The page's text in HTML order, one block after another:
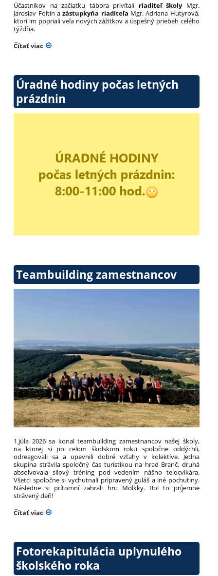
Účastníkov na začiatku tábora privítali riaditeľ školy Mgr.
Jaroslav Foltín azástupkyňa riaditeľa Mgr. Adriana Hutyrová,
ktorí im popriali veľa nových zážitkov a úspešný priebeh celého
týždňa.
Čítať viac
Úradné hodiny počas letných
prázdnin
Teambuilding zamestnancov
1.júla 2026 sa konal teambuilding zamestnancov našej školy,
na ktorej si po celom školskom roku spoločne oddýchli,
odreagovali sa a upevnili dobré vzťahy v kolektíve. Jedna
skupina strávila spoločný čas turistikou na hrad Branč, druhá
absolvovala silový tréning pod vedením nášho telocvikára.
Všetci spoločne si vychutnali pripravený guláš a iné pochutiny.
Následne si prítomní zahrali hru Mölkky. Bol to príjemne
strávený deň!
Čítať viac
Fotorekapitulácia uplynulého
školského roka